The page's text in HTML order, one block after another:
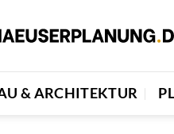
& ARCHITEKTUR